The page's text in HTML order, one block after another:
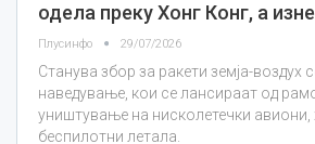
одела преку Хонг Конг, а
Плусинфо 29/07/2026
Станува збор за ракети земја-воздух
наведување, кои се лансираат од
уништување на нисколетечки авиони,
беспилотни летала.